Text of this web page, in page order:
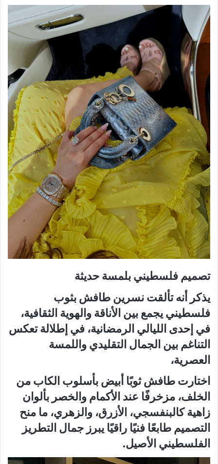
تصميم فلسطيني بلمسة حديثة
يذكر أنه تألقت نسرين طافش بثوب
فلسطيني يجمع بين الأناقة والهوية الثقافية،
في إحدى الليالي الرمضانية، في إطلالة تعكس
التناغم بين الجمال التقليدي واللمسة
العصرية،
اختارت طافش ثوبًا أبيض بأسلوب الكاب من
الخلف، مزخرفًا عند الأكمام والخصر بألوان
زاهية كالبنفسجي، الأزرق، والزهري، ما منح
التصميم طابعًا فنيًا راقيًا يبرز جمال التطريز
الفلسطيني الأصيل.